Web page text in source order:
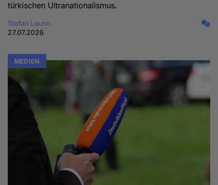
türkischen Ultranationalismus.
Stefan Laurin
27.07.2026
MEDIEN